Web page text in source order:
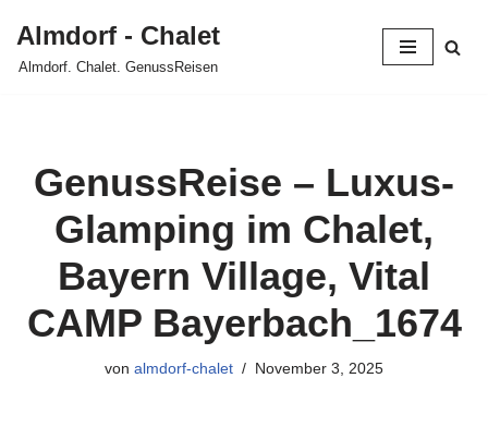
Zum
Almdorf - Chalet
Almdorf. Chalet. GenussReisen
GenussReise – Luxus-
Glamping im Chalet,
Bayern Village, Vital
CAMP Bayerbach_1674
von almdorf-chalet November 3, 2025